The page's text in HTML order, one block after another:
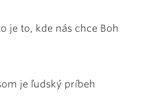
je to, kde nás chce Boh
je ľudský príbeh